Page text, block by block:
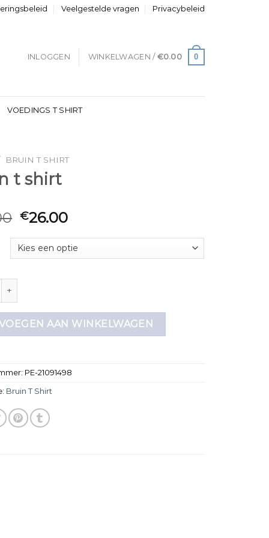
Veelgestelde vragen Privacybeleid
INLOGGEN WINKELWAGEN / €0.00 0
VOEDINGS T SHIRT
BRUIN T SHIRT
t shirt
€26.00
AAN WINKELWAGEN
PE-21091498
Bruin T Shirt